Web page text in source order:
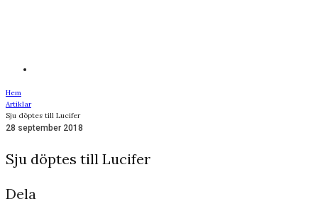
Hem
Artiklar
Sju döptes till Lucifer
28 september 2018
Sju döptes till Lucifer
Dela